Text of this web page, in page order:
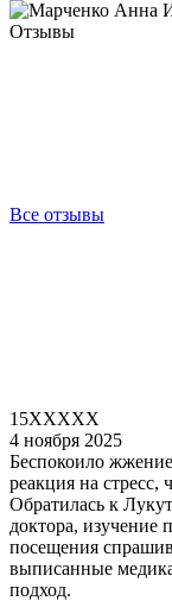
Отзывы
Все отзывы
15XXXXX
4 ноября 2025
Беспокоило
реакция на стресс,
Обратилась к
доктора, изучение
посещения
выписанные
подход.